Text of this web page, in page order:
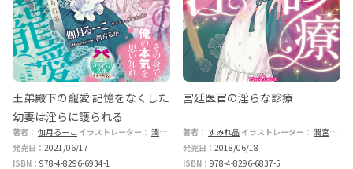
王弟殿下の寵愛 記憶をなくした
幼妻は淫らに護られる
著者： 伽月るーこ イラストレーター： 潤宮るか
発売日： 2021/06/17
ISBN： 978-4-8296-6934-1
宮廷医官の淫らな診療
著者： すみれ晶 イラストレーター： 潤宮るか
発売日： 2018/06/18
ISBN： 978-4-8296-6837-5